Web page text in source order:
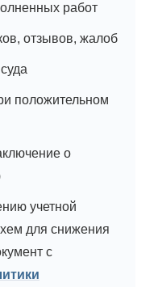
работ
отзывов, жалоб
положительном
о
учетной
для снижения
с